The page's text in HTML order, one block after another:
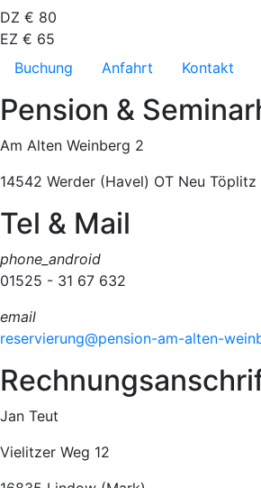
DZ € 80
EZ € 65
Navigation überspringen
Buchung Anfahrt Kontakt
Pension &
Am Alten Weinberg 2
14542 Werder (Havel) OT Neu Töplitz
Tel & Mail
phone_android
01525 - 31 67 632
email
reservierung@pension-am-alten-
Jan Teut
Vielitzer Weg 12